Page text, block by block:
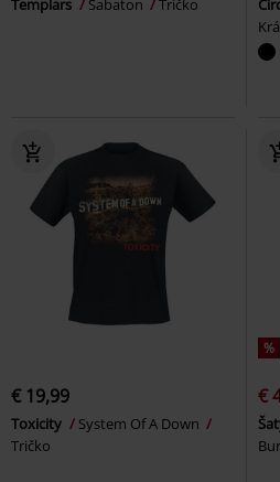
Templars Sabaton Tričko
€ 19,99
Toxicity
System Of A Down
Tričko
%
€